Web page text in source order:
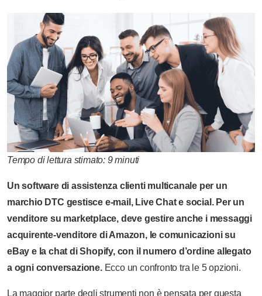
Tempo di lettura stimato: 9 minuti
Un software di assistenza clienti multicanale per un
marchio DTC gestisce e-mail, Live Chat e social. Per un
venditore su marketplace, deve gestire anche i messaggi
acquirente-venditore di Amazon, le comunicazioni su
eBay e la chat di Shopify, con il numero d’ordine allegato
a ogni conversazione. Ecco un confronto tra le 5 opzioni.
La maggior parte degli strumenti non è pensata per questa